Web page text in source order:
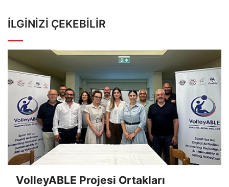
İLGINIZI ÇEKEBILIR
VolleyABLE Projesi Ortakları